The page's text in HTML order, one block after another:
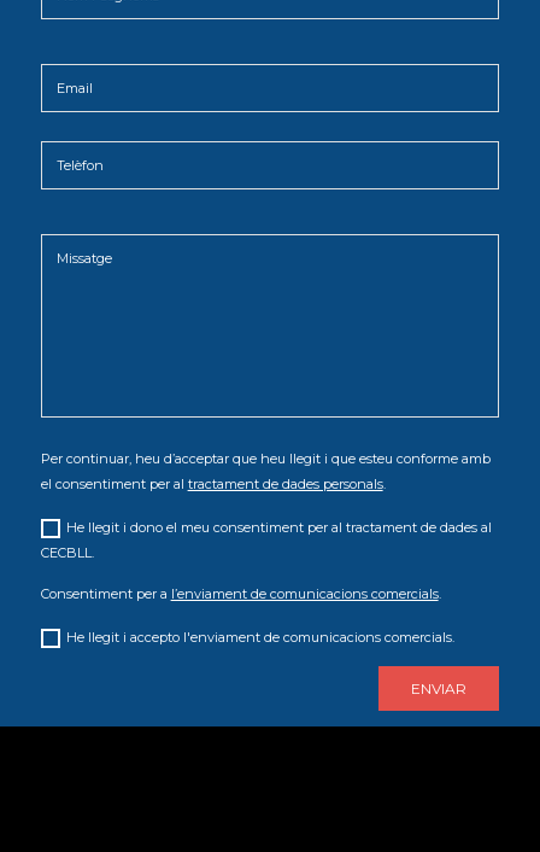
Per continuar, heu d’acceptar que heu llegit i que esteu conforme amb
el consentiment per al tractament de dades personals.
He llegit i dono el meu consentiment per al tractament de dades al
CECBLL.
Consentiment per a l’enviament de comunicacions comercials.
He llegit i accepto l'enviament de comunicacions comercials.